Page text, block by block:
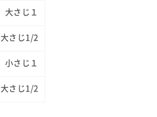
大さじ１
大さじ1/2
小さじ１
大さじ1/2